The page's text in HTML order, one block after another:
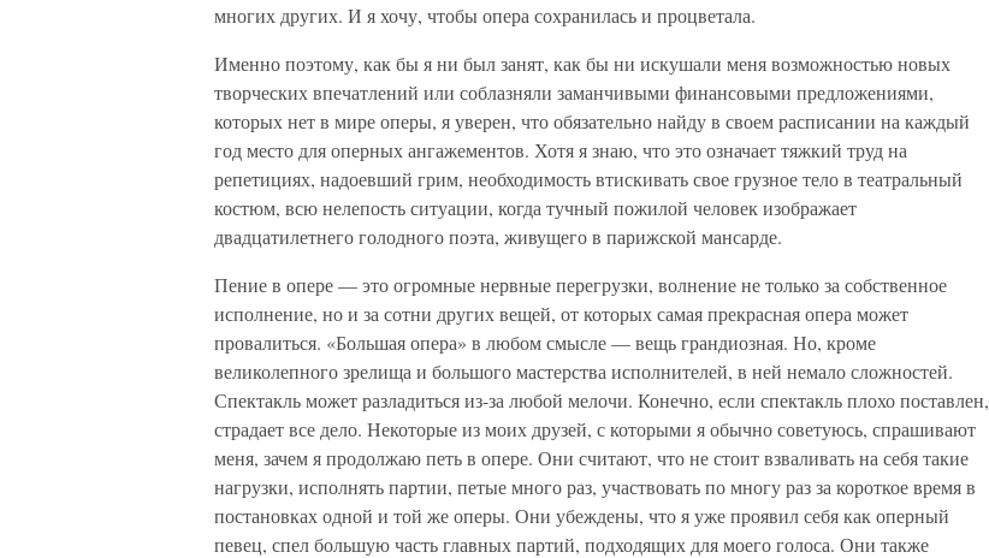
многих других. И я хочу, чтобы опера сохранилась и процветала.
Именно поэтому, как бы я ни был занят, как бы ни искушали меня возможностью новых
творческих впечатлений или соблазняли заманчивыми финансовыми предложениями,
которых нет в мире оперы, я уверен, что обязательно найду в своем расписании на каждый
год место для оперных ангажементов. Хотя я знаю, что это означает тяжкий труд на
репетициях, надоевший грим, необходимость втискивать свое грузное тело в театральный
костюм, всю нелепость ситуации, когда тучный пожилой человек изображает
двадцатилетнего голодного поэта, живущего в парижской мансарде.
Пение в опере — это огромные нервные перегрузки, волнение не только за собственное
исполнение, но и за сотни других вещей, от которых самая прекрасная опера может
провалиться. «Большая опера» в любом смысле — вещь грандиозная. Но, кроме
великолепного зрелища и большого мастерства исполнителей, в ней немало сложностей.
Спектакль может разладиться из-за любой мелочи. Конечно, если спектакль плохо поставлен,
страдает все дело. Некоторые из моих друзей, с которыми я обычно советуюсь, спрашивают
меня, зачем я продолжаю петь в опере. Они считают, что не стоит взваливать на себя такие
нагрузки, исполнять партии, петые много раз, участвовать по многу раз за короткое время в
постановках одной и той же оперы. Они убеждены, что я уже проявил себя как оперный
певец, спел большую часть главных партий, подходящих для моего голоса. Они также